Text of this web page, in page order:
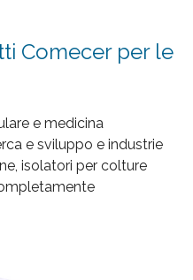
Comecer per le
e medicina
e sviluppo e industrie
isolatori per colture